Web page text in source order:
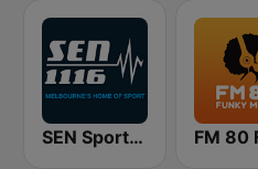
SEN Sports 1116 AM